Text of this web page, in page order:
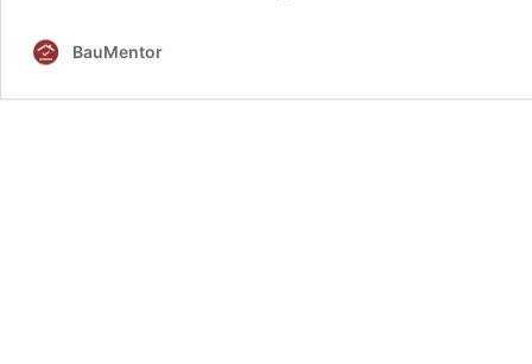
BauMentor